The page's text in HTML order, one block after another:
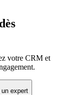
votre CRM et
un expert